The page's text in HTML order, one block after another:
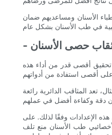
الأسنان ومساعديهم ضمان
حصى الأسنان
تحقيق أقصى قدر من أداء هذه
تعد المثاقب الدائرية رائعة
الإعدادات وفقًا لذلك. على
طب الأسنان منع تلف